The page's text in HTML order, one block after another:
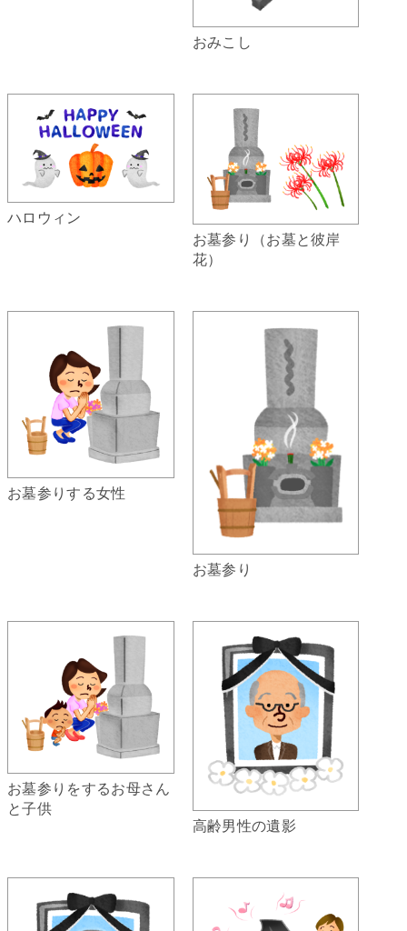
おみこし
ハロウィン
お墓参り（お墓と彼岸
花）
お墓参りする女性
お墓参り
お墓参りをするお母さん
と子供
高齢男性の遺影